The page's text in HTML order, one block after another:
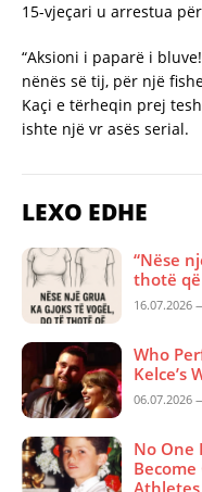
15-vjeçari u arrestua
“Aksioni i paparë i
nënës së tij, për një
Kaçi e tërheqin prej
ishte një vr asës serial.
LEXO EDHE
“Nëse
thotë që
16.07.2026
Who
Kelce’s
06.07.2026
No One
Become